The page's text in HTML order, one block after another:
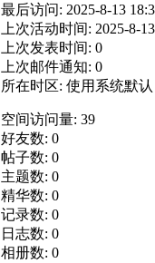
最后访问: 2025-8-13
上次活动时间: 2025-8-
上次发表时间: 0
上次邮件通知: 0
所在时区: 使用系统默认
空间访问量: 39
好友数: 0
帖子数: 0
主题数: 0
精华数: 0
记录数: 0
日志数: 0
相册数: 0